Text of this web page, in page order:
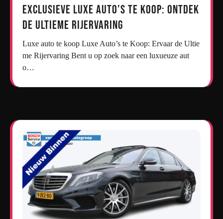
Exclusieve Luxe Auto’s te Koop: Ontdek
de Ultieme Rijervaring
Luxe auto te koop Luxe Auto’s te Koop: Ervaar de Ultie
me Rijervaring Bent u op zoek naar een luxueuze aut
o…